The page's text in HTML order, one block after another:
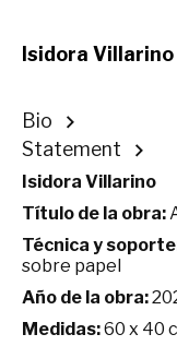
Isidora Villarino
Bio
Statement
Isidora Villarino
Título de la obra:
Técnica y
sobre papel
Año de la obra:
Medidas:60 x 40